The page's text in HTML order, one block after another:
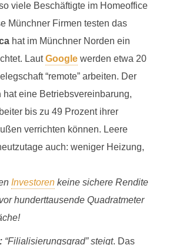
viele Beschäftigte im Homeoffice
Münchner Firmen testen das
hat im Münchner Norden ein
LautGooglewerden etwa 20
“remote” arbeiten. Der
hat eine Betriebsvereinbarung,
bis zu 49 Prozent ihrer
verrichten können. Leere
auch: weniger Heizung,
Investorenkeine sichere Rendite
hunderttausende Quadratmeter
“Filialisierungsgrad” steigt. Das